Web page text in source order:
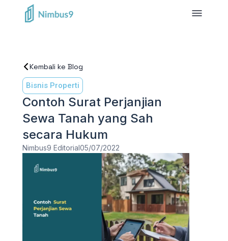
Kembali ke Blog
Bisnis Properti
Contoh Surat Perjanjian
Sewa Tanah yang Sah
secara Hukum
Nimbus9 Editorial05/07/2022